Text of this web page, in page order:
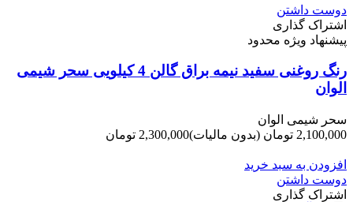
دوست داشتن
اشتراک گذاری
پیشنهاد ویژه محدود
رنگ روغنی سفید نیمه براق گالن 4 کیلویی سحر شیمی
الوان
سحر شیمی الوان
2,100,000 تومان
(بدون مالیات)2,300,000 تومان
افزودن به سبد خرید
دوست داشتن
اشتراک گذاری